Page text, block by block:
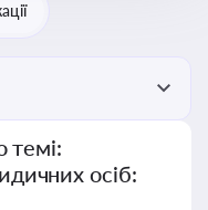
темі:
осіб: